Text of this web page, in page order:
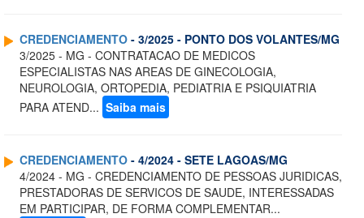
CREDENCIAMENTO - 3/2025 - PONTO DOS VOLANTES/MG
3/2025 - MG - CONTRATACAO DE MEDICOS
ESPECIALISTAS NAS AREAS DE GINECOLOGIA,
NEUROLOGIA, ORTOPEDIA, PEDIATRIA E PSIQUIATRIA
PARA ATEND... Saiba mais
CREDENCIAMENTO - 4/2024 - SETE LAGOAS/MG
4/2024 - MG - CREDENCIAMENTO DE PESSOAS JURIDICAS,
PRESTADORAS DE SERVICOS DE SAUDE, INTERESSADAS
EM PARTICIPAR, DE FORMA COMPLEMENTAR...